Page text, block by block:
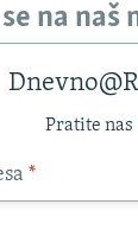
na naš
Pratite nas
*